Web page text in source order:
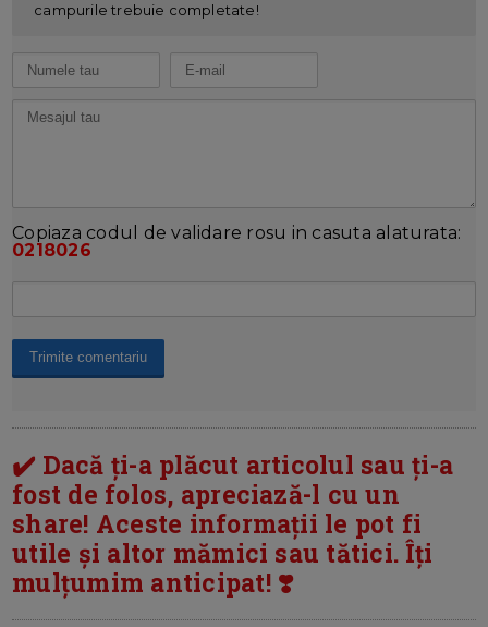
campurile trebuie completate!
Copiaza codul de validare rosu in casuta alaturata:
0218026
✔️ Dacă ți-a plăcut articolul sau ți-a
fost de folos, apreciază-l cu un
share! Aceste informații le pot fi
utile și altor mămici sau tătici. Îți
mulțumim anticipat! ❣️